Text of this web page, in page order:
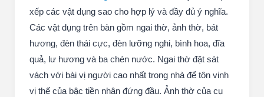
xếp các vật dụng sao cho hợp lý và đầy đủ ý nghĩa.
Các vật dụng trên bàn gồm ngai thờ, ảnh thờ, bát
hương, đèn thái cực, đèn lưỡng nghi, bình hoa, đĩa
quả, lư hương và ba chén nước. Ngai thờ đặt sát
vách với bài vị người cao nhất trong nhà để tôn vinh
vị thế của bậc tiền nhân đứng đầu. Ảnh thờ của cụ